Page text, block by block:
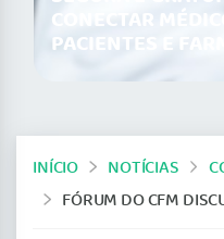
CONECTAR
PACIENTES E
INÍCIO NOTÍCIAS
FÓRUM DO CFM DISCUTE IMPACTO DO TRANSTORNO DO ESPECTRO AUTISTA (TEA) NO